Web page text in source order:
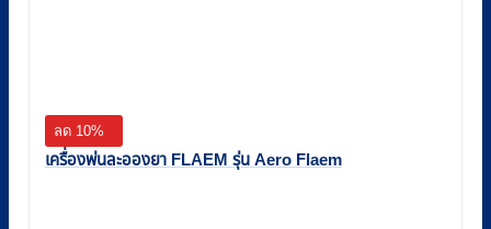
ลด 10%
เครื่องพ่นละอองยา FLAEM รุ่น Aero Flaem